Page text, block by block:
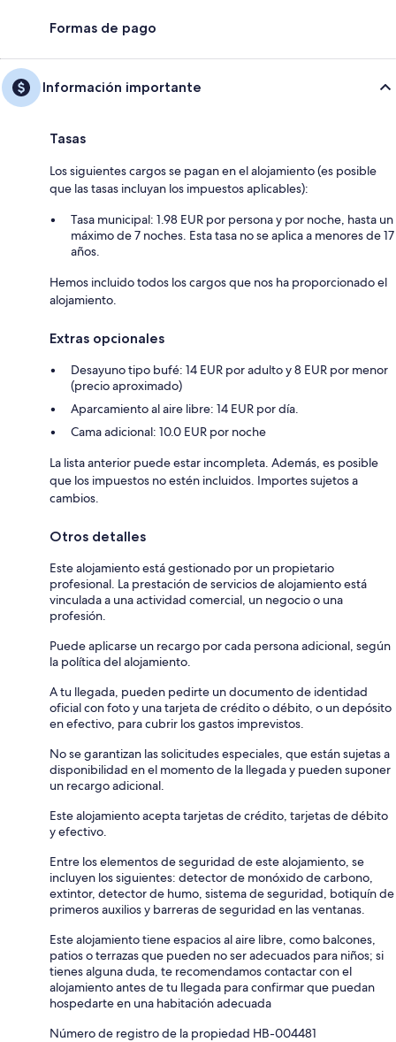
Formas de pago
Información importante
Tasas
Los siguientes cargos se pagan en el alojamiento (es posible
que las tasas incluyan los impuestos aplicables):
Tasa municipal: 1.98 EUR por persona y por noche, hasta un
máximo de 7 noches. Esta tasa no se aplica a menores de 17
años.
Hemos incluido todos los cargos que nos ha proporcionado el
alojamiento.
Extras opcionales
Desayuno tipo bufé: 14 EUR por adulto y 8 EUR por menor
(precio aproximado)
Aparcamiento al aire libre: 14 EUR por día.
Cama adicional: 10.0 EUR por noche
La lista anterior puede estar incompleta. Además, es posible
que los impuestos no estén incluidos. Importes sujetos a
cambios.
Otros detalles
Este alojamiento está gestionado por un propietario
profesional. La prestación de servicios de alojamiento está
vinculada a una actividad comercial, un negocio o una
profesión.
Puede aplicarse un recargo por cada persona adicional, según
la política del alojamiento.
A tu llegada, pueden pedirte un documento de identidad
oficial con foto y una tarjeta de crédito o débito, o un depósito
en efectivo, para cubrir los gastos imprevistos.
No se garantizan las solicitudes especiales, que están sujetas a
disponibilidad en el momento de la llegada y pueden suponer
un recargo adicional.
Este alojamiento acepta tarjetas de crédito, tarjetas de débito
y efectivo.
Entre los elementos de seguridad de este alojamiento, se
incluyen los siguientes: detector de monóxido de carbono,
extintor, detector de humo, sistema de seguridad, botiquín de
primeros auxilios y barreras de seguridad en las ventanas.
Este alojamiento tiene espacios al aire libre, como balcones,
patios o terrazas que pueden no ser adecuados para niños; si
tienes alguna duda, te recomendamos contactar con el
alojamiento antes de tu llegada para confirmar que puedan
hospedarte en una habitación adecuada
Número de registro de la propiedad HB-004481